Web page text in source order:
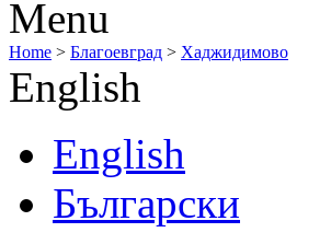
Menu
Home > Благоевград > Хаджидимово
English
English
Български